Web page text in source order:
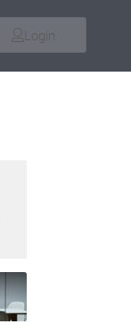
Login